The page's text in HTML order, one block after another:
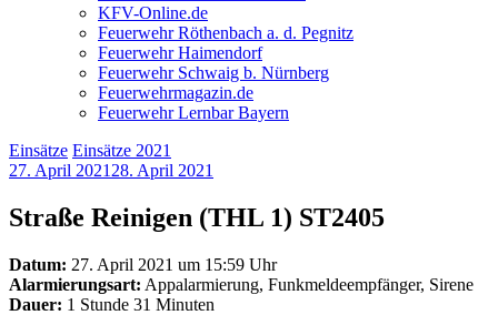
KFV-Online.de
Feuerwehr Röthenbach a. d. Pegnitz
Feuerwehr Haimendorf
Feuerwehr Schwaig b. Nürnberg
Feuerwehrmagazin.de
Feuerwehr Lernbar Bayern
Einsätze Einsätze 2021
27. April 2021 28. April 2021
Straße Reinigen (THL 1) ST2405
Datum: 27. April 2021 um 15:59 Uhr
Alarmierungsart: Appalarmierung, Funkmeldeempfänger, Sirene
Dauer: 1 Stunde 31 Minuten